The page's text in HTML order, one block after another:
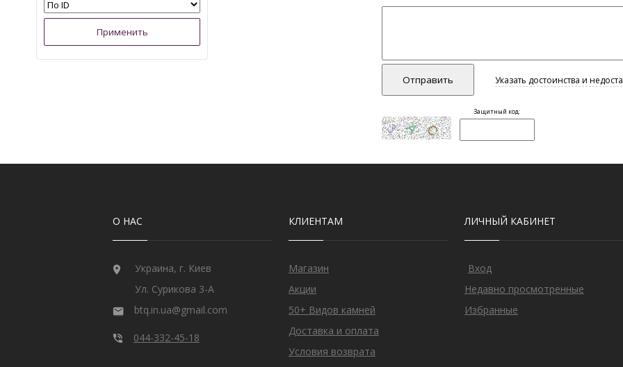
Диопсид Альберта
4
Мадейра Цитрин из США 22
Опал эфиопский 11
Перидот египетский
Рубин монгольский
27
Сапфир голубой
1
О НАС
Украина, г. Киев
Ул. Сурикова 3-А
btq.in.ua@gmail.com
044-332-45-18
КЛИЕНТАМ
Магазин
Акции
50+ Видов камней
Доставка и оплата
Условия возврата
ЛИЧНЫЙ КАБИНЕТ
Вход
Недавно просмотренные
Избранные